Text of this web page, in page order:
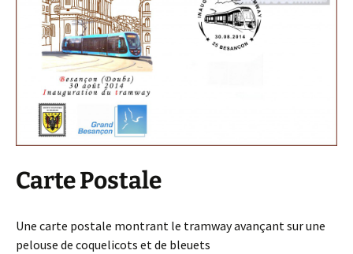
Carte Postale
Une carte postale montrant le tramway avançant sur une
pelouse de coquelicots et de bleuets